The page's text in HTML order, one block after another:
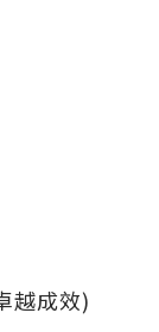
越成效)